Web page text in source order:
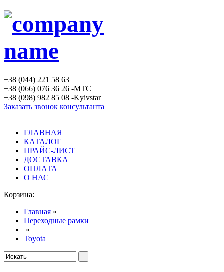
+38 (044) 221 58 63
+38 (066) 076 36 26 -MTC
+38 (098) 982 85 08 -Kyivstar
Заказать звонок консультанта
ГЛАВНАЯ
КАТАЛОГ
ПРАЙС-ЛИСТ
ДОСТАВКА
ОПЛАТА
О НАС
Корзина:
Главная »
Переходные рамки
»
Toyota